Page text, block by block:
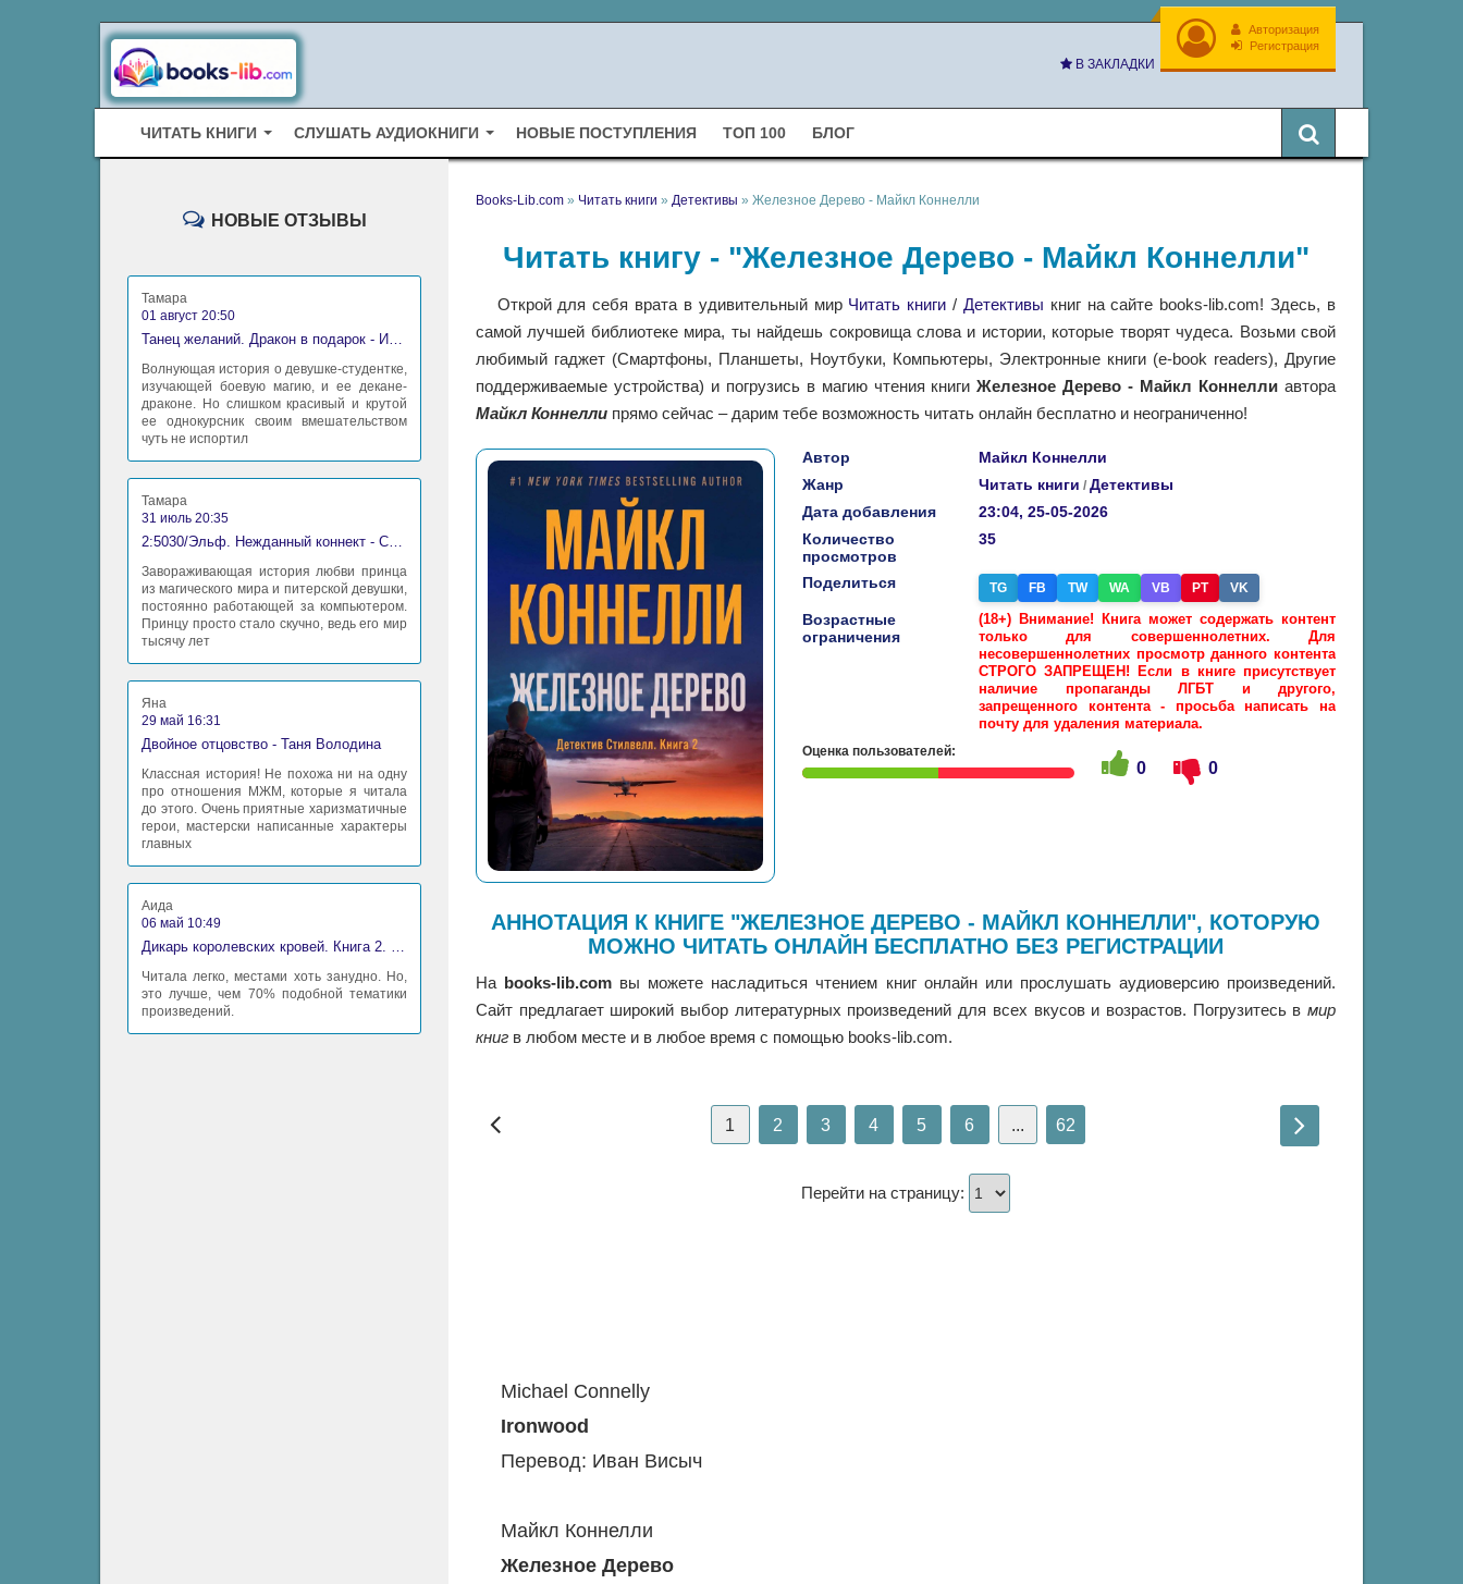
Авторизация
Регистрация
В ЗАКЛАДКИ
ЧИТАТЬ КНИГИ СЛУШАТЬ АУДИОКНИГИ НОВЫЕ ПОСТУПЛЕНИЯ ТОП 100 БЛОГ
Books-Lib.com » Читать книги » Детективы » Железное Дерево - Майкл Коннелли
Читать книгу - "Железное Дерево - Майкл Коннелли"
Открой для себя врата в удивительный мир Читать книги / Детективы книг на сайте books-lib.com! Здесь, в
самой лучшей библиотеке мира, ты найдешь сокровища слова и истории, которые творят чудеса. Возьми свой
любимый гаджет (Смартфоны, Планшеты, Ноутбуки, Компьютеры, Электронные книги (e-book readers), Другие
поддерживаемые устройства) и погрузись в магию чтения книгиЖелезное Дерево - Майкл Коннелли автора
Майкл Коннелли прямо сейчас – дарим тебе возможность читать онлайн бесплатно и неограниченно!
Автор
Майкл Коннелли
Жанр
Читать книги / Детективы
Дата добавления
23:04, 25-05-2026
Количество
просмотров
35
Поделиться TG FB TW WA VB PT VK
Возрастные
ограничения
(18+) Внимание! Книга может содержать контент
только для совершеннолетних. Для
несовершеннолетних просмотр данного контента
СТРОГО ЗАПРЕЩЕН! Если в книге присутствует
наличие пропаганды ЛГБТ и другого,
запрещенного контента - просьба написать на
почту для удаления материала.
Оценка пользователей:
0 0
АННОТАЦИЯ К КНИГЕ "ЖЕЛЕЗНОЕ ДЕРЕВО - МАЙКЛ КОННЕЛЛИ", КОТОРУЮ
МОЖНО ЧИТАТЬ ОНЛАЙН БЕСПЛАТНО БЕЗ РЕГИСТРАЦИИ
На books-lib.com вы можете насладиться чтением книг онлайн или прослушать аудиоверсию произведений.
Сайт предлагает широкий выбор литературных произведений для всех вкусов и возрастов. Погрузитесь в мир
книг в любом месте и в любое время с помощью books-lib.com.
1 2 3 4 5 6 ... 62
Перейти на страницу:
Michael Connelly
Ironwood
Перевод: Иван Висыч
Майкл Коннелли
Железное Дерево
НОВЫЕ ОТЗЫВЫ
Тамара
01 август 20:50
Танец желаний. Дракон в подарок - Ирина Алексеева
Волнующая история о девушке-студентке,
изучающей боевую магию, и ее декане-
драконе. Но слишком красивый и крутой
ее однокурсник своим вмешательством
чуть не испортил
Тамара
31 июль 20:35
2:5030/Эльф. Нежданный коннект - Станислав Миков
Завораживающая история любви принца
из магического мира и питерской девушки,
постоянно работающей за компьютером.
Принцу просто стало скучно, ведь его мир
тысячу лет
Яна
29 май 16:31
Двойное отцовство - Таня Володина
Классная история! Не похожа ни на одну
про отношения МЖМ, которые я читала
до этого. Очень приятные харизматичные
герои, мастерски написанные характеры
главных
Аида
06 май 10:49
Дикарь королевских кровей. Книга 2. Леди-фаворитка - Анна Сергеевна Гаврилова
Читала легко, местами хоть занудно. Но,
это лучше, чем 70% подобной тематики
произведений.